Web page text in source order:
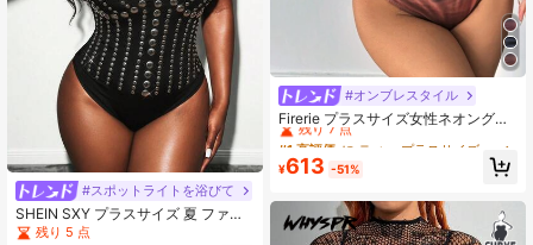
#スポットライトを浴びて
SHEIN SXY プラスサイズ 夏 ファッ
ショナブル ビーズ ボディスーツ
残り 5 点
#オンブレスタイル
Firerie プラスサイズ女性ネオングラ
デーション タイダイ ボディスーツ
新入荷
#1 高評価
残り 7 点
#1 高評価
残り 7 点
#1 高評価
残り 7 点
#1 高評価
残り 7 点
¥613 -51%